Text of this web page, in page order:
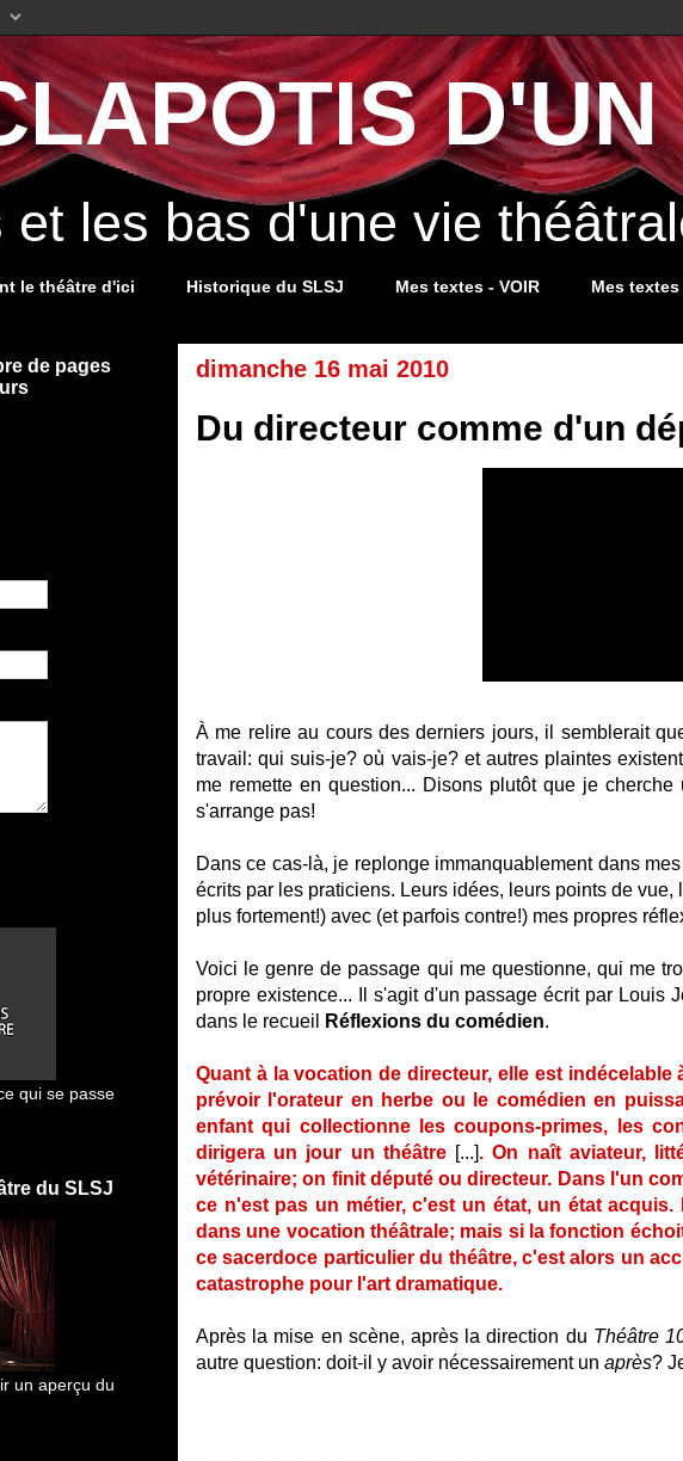
D'UN
et les bas d'une vie
le théâtre d'ici Historique du SLSJ Mes textes - VOIR Mes
dimanche 16 mai 2010
Du directeur comme d'un
À me relire au cours des derniers jours, il semblerait
travail: qui suis-je? où vais-je? et autres plaintes
me remette en question... Disons plutôt que je
s'arrange pas!
Dans ce cas-là, je replonge immanquablement dans
écrits par les praticiens. Leurs idées, leurs points de
plus fortement!) avec (et parfois contre!) mes propres
Voici le genre de passage qui me questionne, qui me
propre existence... Il s'agit d'un passage écrit par Louis
dans le recueil
Réflexions du comédien.
Quant à la vocation de directeur, elle est
prévoir l'orateur en herbe ou le comédien en
enfant qui collectionne les coupons-primes, les
dirigera un jour un théâtre [...]. On naît aviateur,
vétérinaire; on finit député ou directeur. Dans l'un
ce n'est pas un métier, c'est un état, un état
dans une vocation théâtrale; mais si la fonction
ce sacerdoce particulier du théâtre, c'est alors un
catastrophe pour l'art dramatique.
Après la mise en scène, après la direction du Théâtre
autre question: doit-il y avoir nécessairement un après?
de pages
qui se passe
du SLSJ
un aperçu du